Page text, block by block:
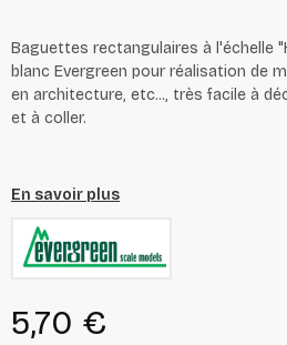
Baguettes rectangulaires à l'échelle
blanc Evergreen pour réalisation de
en architecture, etc..., très facile à
et à coller.
En savoir plus
5,70 €